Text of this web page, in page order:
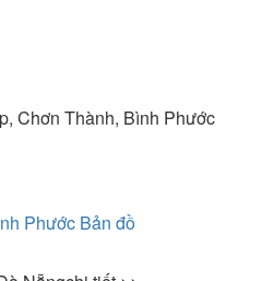
Chơn Thành, Bình Phước
Phước Bản đồ